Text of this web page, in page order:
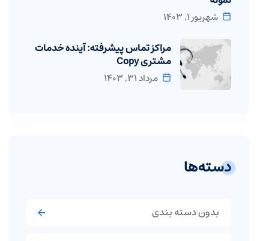
شهریور ۱, ۱۴۰۳
مراکز تماس پیشرفته: آینده خدمات
مشتری Copy
مرداد ۳۱, ۱۴۰۳
دسته‌ها
بدون دسته بندی